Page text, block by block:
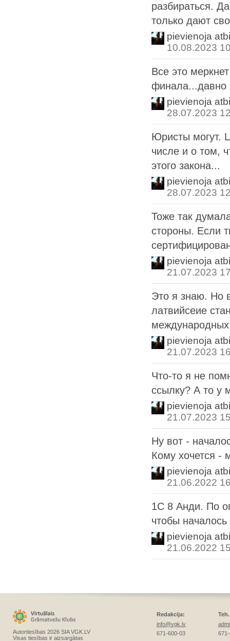
разбираться.
только дают
pievienoja
10.08.2023
Все это
финала...давно
pievienoja
28.07.2023
Юристы могут.
числе и о том,
этого закона...
pievienoja
28.07.2023
Тоже так
стороны. Если
pievienoja
21.07.2023
Это я знаю. Но
латвийсеие
pievienoja
21.07.2023
Что-то я не
ссылку? А то у
pievienoja
21.07.2023
Ну вот -
Кому хочется -
pievienoja
21.06.2022
1С 8 Анди. По
чтобы
pievienoja
21.06.2022
Autortiesības 2026 SIA VGK.LV
Visas tiesības ir aizsargātas
Redakcija:
info@vgk.lv
671-600-03